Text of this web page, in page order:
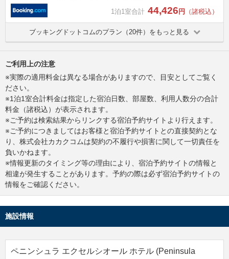
1泊1室合計 44,426 円 （諸税込）
ブッキングドットコムのプラン（20件）をもっと見る
ご利用上の注意
※実際の適用料金は異なる場合がありますので、目安としてご覧く
ださい。
※1泊1室合計料金は指定した宿泊日数、部屋数、利用人数分の合計
料金（諸税込）が表示されます。
※ご予約は検索結果からリンクする宿泊予約サイトより行えます。
※ご予約につきましてはお客様と宿泊予約サイトとの直接契約とな
り、株式会社カカクコムは契約の不履行や損害に関して一切責任を
負いかねます。
※情報更新のタイミング等の理由により、宿泊予約サイトの情報と
相違が発生することがあります。予約の際は必ず宿泊予約サイトの
情報をご確認ください。
施設情報
ペニンシュラ エクセルシオール ホテル (Peninsula